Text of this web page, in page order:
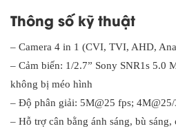
Thông số kỹ thuật
– Camera 4 in 1 (CVI, TVI, AHD,
– Cảm biến: 1/2.7” Sony SNR1s 5.0
không bị méo hình
– Độ phân giải: 5M@25 fps;
– Hỗ trợ cân bằng ánh sáng, bù